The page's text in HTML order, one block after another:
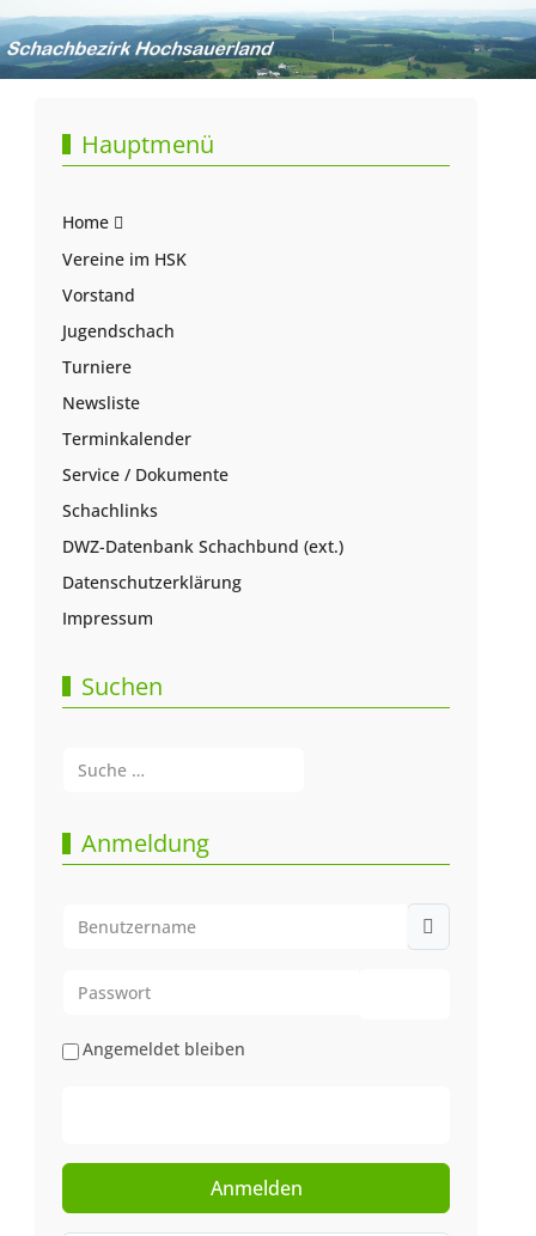
Hauptmenü
Home
Vereine im HSK
Vorstand
Jugendschach
Turniere
Newsliste
Terminkalender
Service / Dokumente
Schachlinks
DWZ-Datenbank Schachbund (ext.)
Datenschutzerklärung
Impressum
Suchen
Anmeldung
Angemeldet bleiben
Anmelden